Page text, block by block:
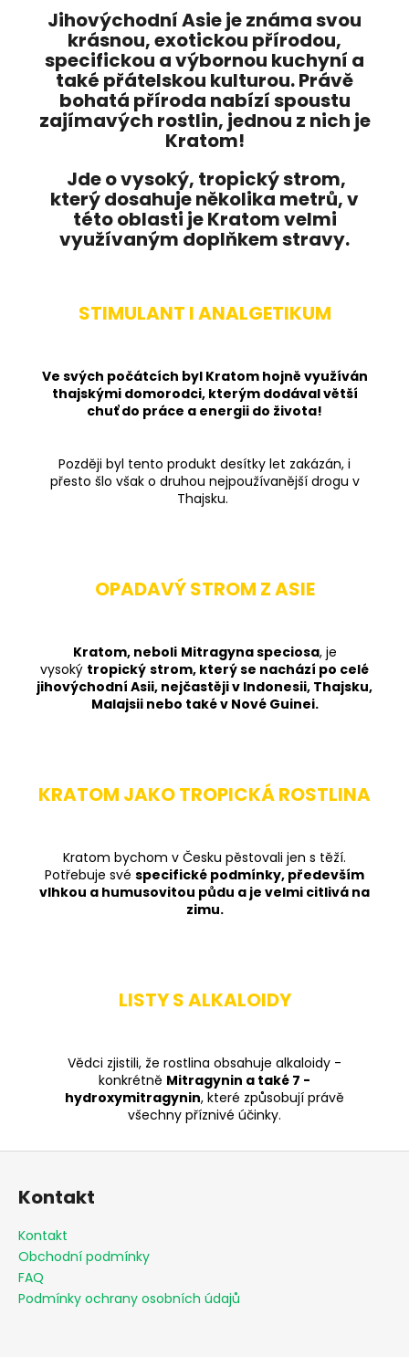
Jihovýchodní Asie je známa svou
krásnou, exotickou přírodou,
specifickou a výbornou kuchyní a
také přátelskou kulturou. Právě
bohatá příroda nabízí spoustu
zajímavých rostlin, jednou z nich je
Kratom!
Jde o vysoký, tropický strom,
který dosahuje několika metrů, v
této oblasti je Kratom velmi
využívaným doplňkem stravy.
STIMULANT I ANALGETIKUM
Ve svých počátcích byl Kratom hojně využíván
thajskými domorodci, kterým dodával větší
chuť do práce a energii do života!
Později byl tento produkt desítky let zakázán, i
přesto šlo však o druhou nejpoužívanější drogu v
Thajsku.
OPADAVÝ STROM Z ASIE
Kratom, neboli Mitragyna speciosa, je
vysoký tropický strom, který se nachází po celé
jihovýchodní Asii, nejčastěji v Indonesii, Thajsku,
Malajsii nebo také v Nové Guinei.
KRATOM JAKO TROPICKÁ ROSTLINA
Kratom bychom v Česku pěstovali jen s těží.
Potřebuje své specifické podmínky, především
vlhkou a humusovitou půdu a je velmi citlivá na
zimu.
LISTY S ALKALOIDY
Vědci zjistili, že rostlina obsahuje alkaloidy -
konkrétně Mitragynin a také 7 -
hydroxymitragynin, které způsobují právě
všechny příznivé účinky.
Z
Kontakt
Kontakt
Obchodní podmínky
FAQ
Podmínky ochrany osobních údajů